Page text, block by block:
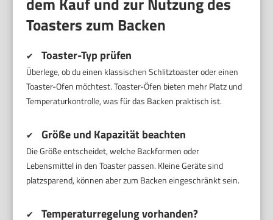
Toasters zum Backen
✔ Toaster-Typ prüfen
Überlege, ob du einen klassischen Schlitztoaster oder einen
Toaster-Ofen möchtest. Toaster-Öfen bieten mehr Platz und
Temperaturkontrolle, was für das Backen praktisch ist.
✔ Größe und Kapazität beachten
Die Größe entscheidet, welche Backformen oder
Lebensmittel in den Toaster passen. Kleine Geräte sind
platzsparend, können aber zum Backen eingeschränkt sein.
✔ Temperaturregelung vorhanden?